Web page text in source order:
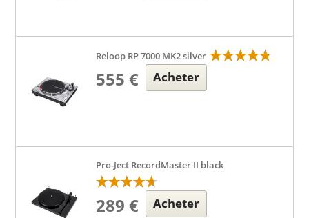
Reloop RP 7000 MK2 silver
555 € Acheter
Pro-Ject RecordMaster II black
289 € Acheter